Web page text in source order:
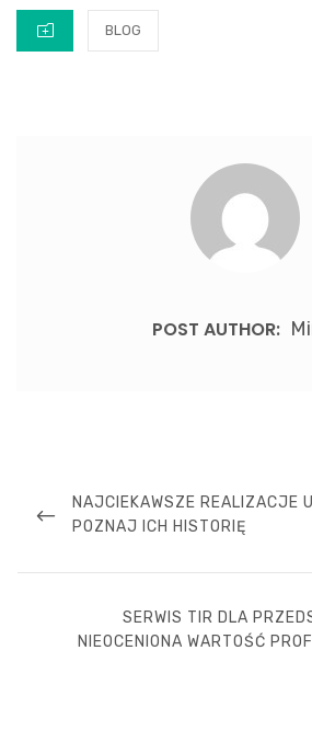
CATEGORIES
BLOG
POST AUTHOR:
wpisuPREVIOUS
POST
NAJCIEKAWSZE REALIZACJE
POZNAJ ICH HISTORIĘ
NEXT
POST
SERWIS TIR DLA
NIEOCENIONA WARTOŚĆ